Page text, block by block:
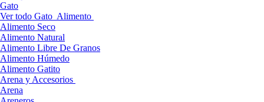
Gato
Ver todo Gato Alimento
Alimento Seco
Alimento Natural
Alimento Libre De Granos
Alimento Húmedo
Alimento Gatito
Arena y Accesorios
Arena